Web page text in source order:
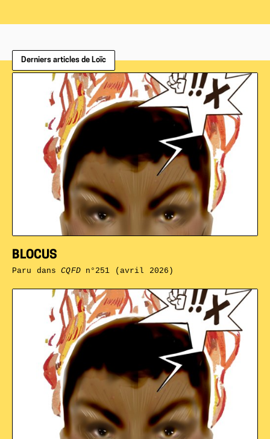
Derniers articles de Loïc
BLOCUS
Paru dansCQFDn°251 (avril 2026)